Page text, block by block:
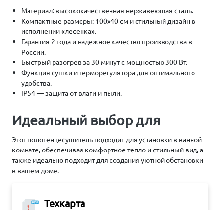
Техкарта
Материал: высококачественная нержавеющая сталь.
Компактные размеры: 100х40 см и стильный дизайн в
исполнении «лесенка».
Гарантия 2 года и надежное качество производства в
России.
Быстрый разогрев за 30 минут с мощностью 300 Вт.
Функция сушки и терморегулятора для оптимального
удобства.
IP54 — защита от влаги и пыли.
Идеальный выбор для
Этот полотенцесушитель подходит для установки в ванной
комнате, обеспечивая комфортное тепло и стильный вид, а
также идеально подходит для создания уютной обстановки
в вашем доме.